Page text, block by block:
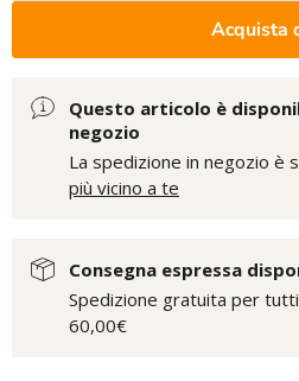
Acquista
Questo articolo è
negozio
La spedizione in negozio è
più vicino a te
Consegna espressa
Spedizione gratuita per
60,00€